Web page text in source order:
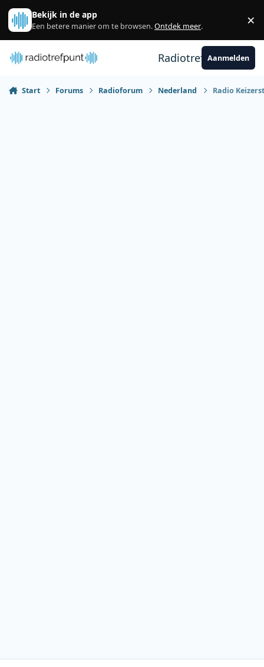
Spring naar bijdragen
Bekijk in de app
Een betere manier om te browsen.Ontdek meer. ×
RadiotrefpuntAanmelden
Start Forums Radioforum Nederland Radio